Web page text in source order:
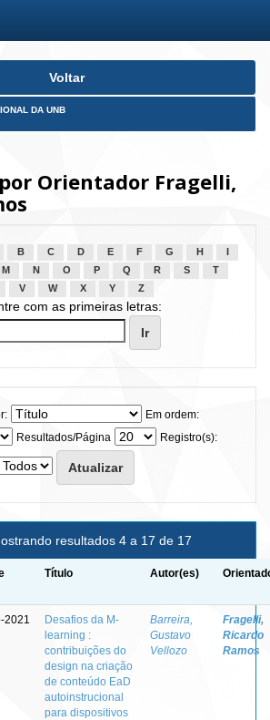
Voltar
DA UNB
Orientador Fragelli,
B C D E F G H
M N O P Q R S
T
V W X Y Z
com as primeiras letras:
Em ordem:
Resultados/Página
Registro(s):
resultados 4 a 17 de 17
Título Autor(es)
2021
Desafios da M-
learning :
contribuições do
design na criação
de conteúdo EaD
autoinstrucional
para dispositivos
Barreira,
Gustavo
Vellozo
Fragelli,
Ricardo
Ramos